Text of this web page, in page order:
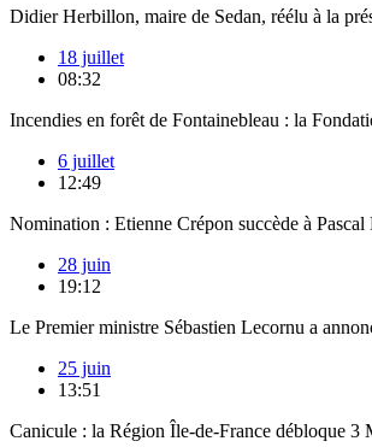
Didier Herbillon, maire de Sedan, réélu à la
18 juillet
08:32
Incendies en forêt de Fontainebleau : la
6 juillet
12:49
Nomination : Etienne Crépon succède à Pascal
28 juin
19:12
Le Premier ministre Sébastien Lecornu a
25 juin
13:51
Canicule : la Région Île-de-France débloque 3